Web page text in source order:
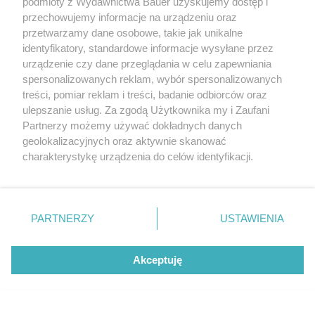
Zdaniem matki skompromitowałam rodzinę”
przechowujemy informacje na urządzeniu oraz
przetwarzamy dane osobowe, takie jak unikalne
identyfikatory, standardowe informacje wysyłane przez
urządzenie czy dane przeglądania w celu zapewniania
spersonalizowanych reklam, wybór spersonalizowanych
treści, pomiar reklam i treści, badanie odbiorców oraz
ulepszanie usług. Za zgodą Użytkownika my i Zaufani
Partnerzy możemy używać dokładnych danych
geolokalizacyjnych oraz aktywnie skanować
charakterystykę urządzenia do celów identyfikacji.
zmienić/wycofać klikając przycisk ustawień prywatności
znajdujący się w lewym dolnym rogu strony
rodzaje przetwarzania danych nie wymagają zgody
użytkownika, ale masz prawo sprzeciwić się takiemu
PARTNERZY USTAWIENIA
Akceptuję